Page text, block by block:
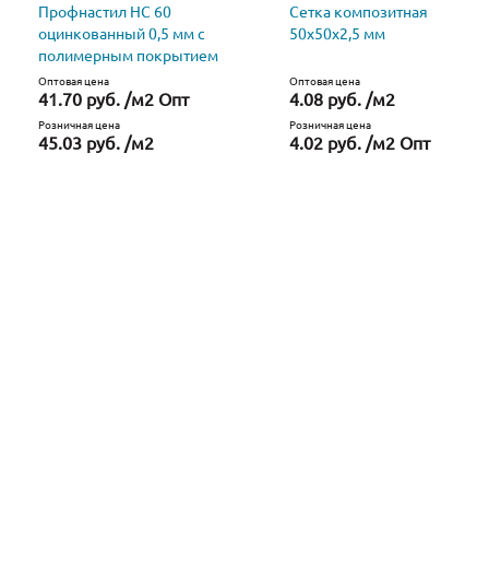
Профнастил НС 60
оцинкованный 0,5 мм с
полимерным покрытием
Оптовая цена
41.70 руб. /м2 Опт
Розничная цена
45.03 руб. /м2
Сетка композитная
50х50х2,5 мм
Оптовая цена
4.08 руб. /м2
Розничная цена
4.02 руб. /м2 Опт